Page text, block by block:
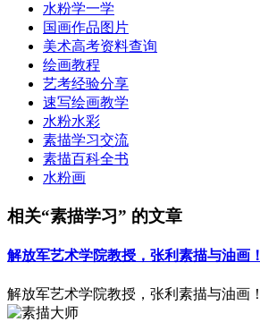
水粉学一学
国画作品图片
美术高考资料查询
绘画教程
艺考经验分享
速写绘画教学
水粉水彩
素描学习交流
素描百科全书
水粉画
相关“素描学习” 的文章
解放军艺术学院教授，张利素描与油画！
解放军艺术学院教授，张利素描与油画！